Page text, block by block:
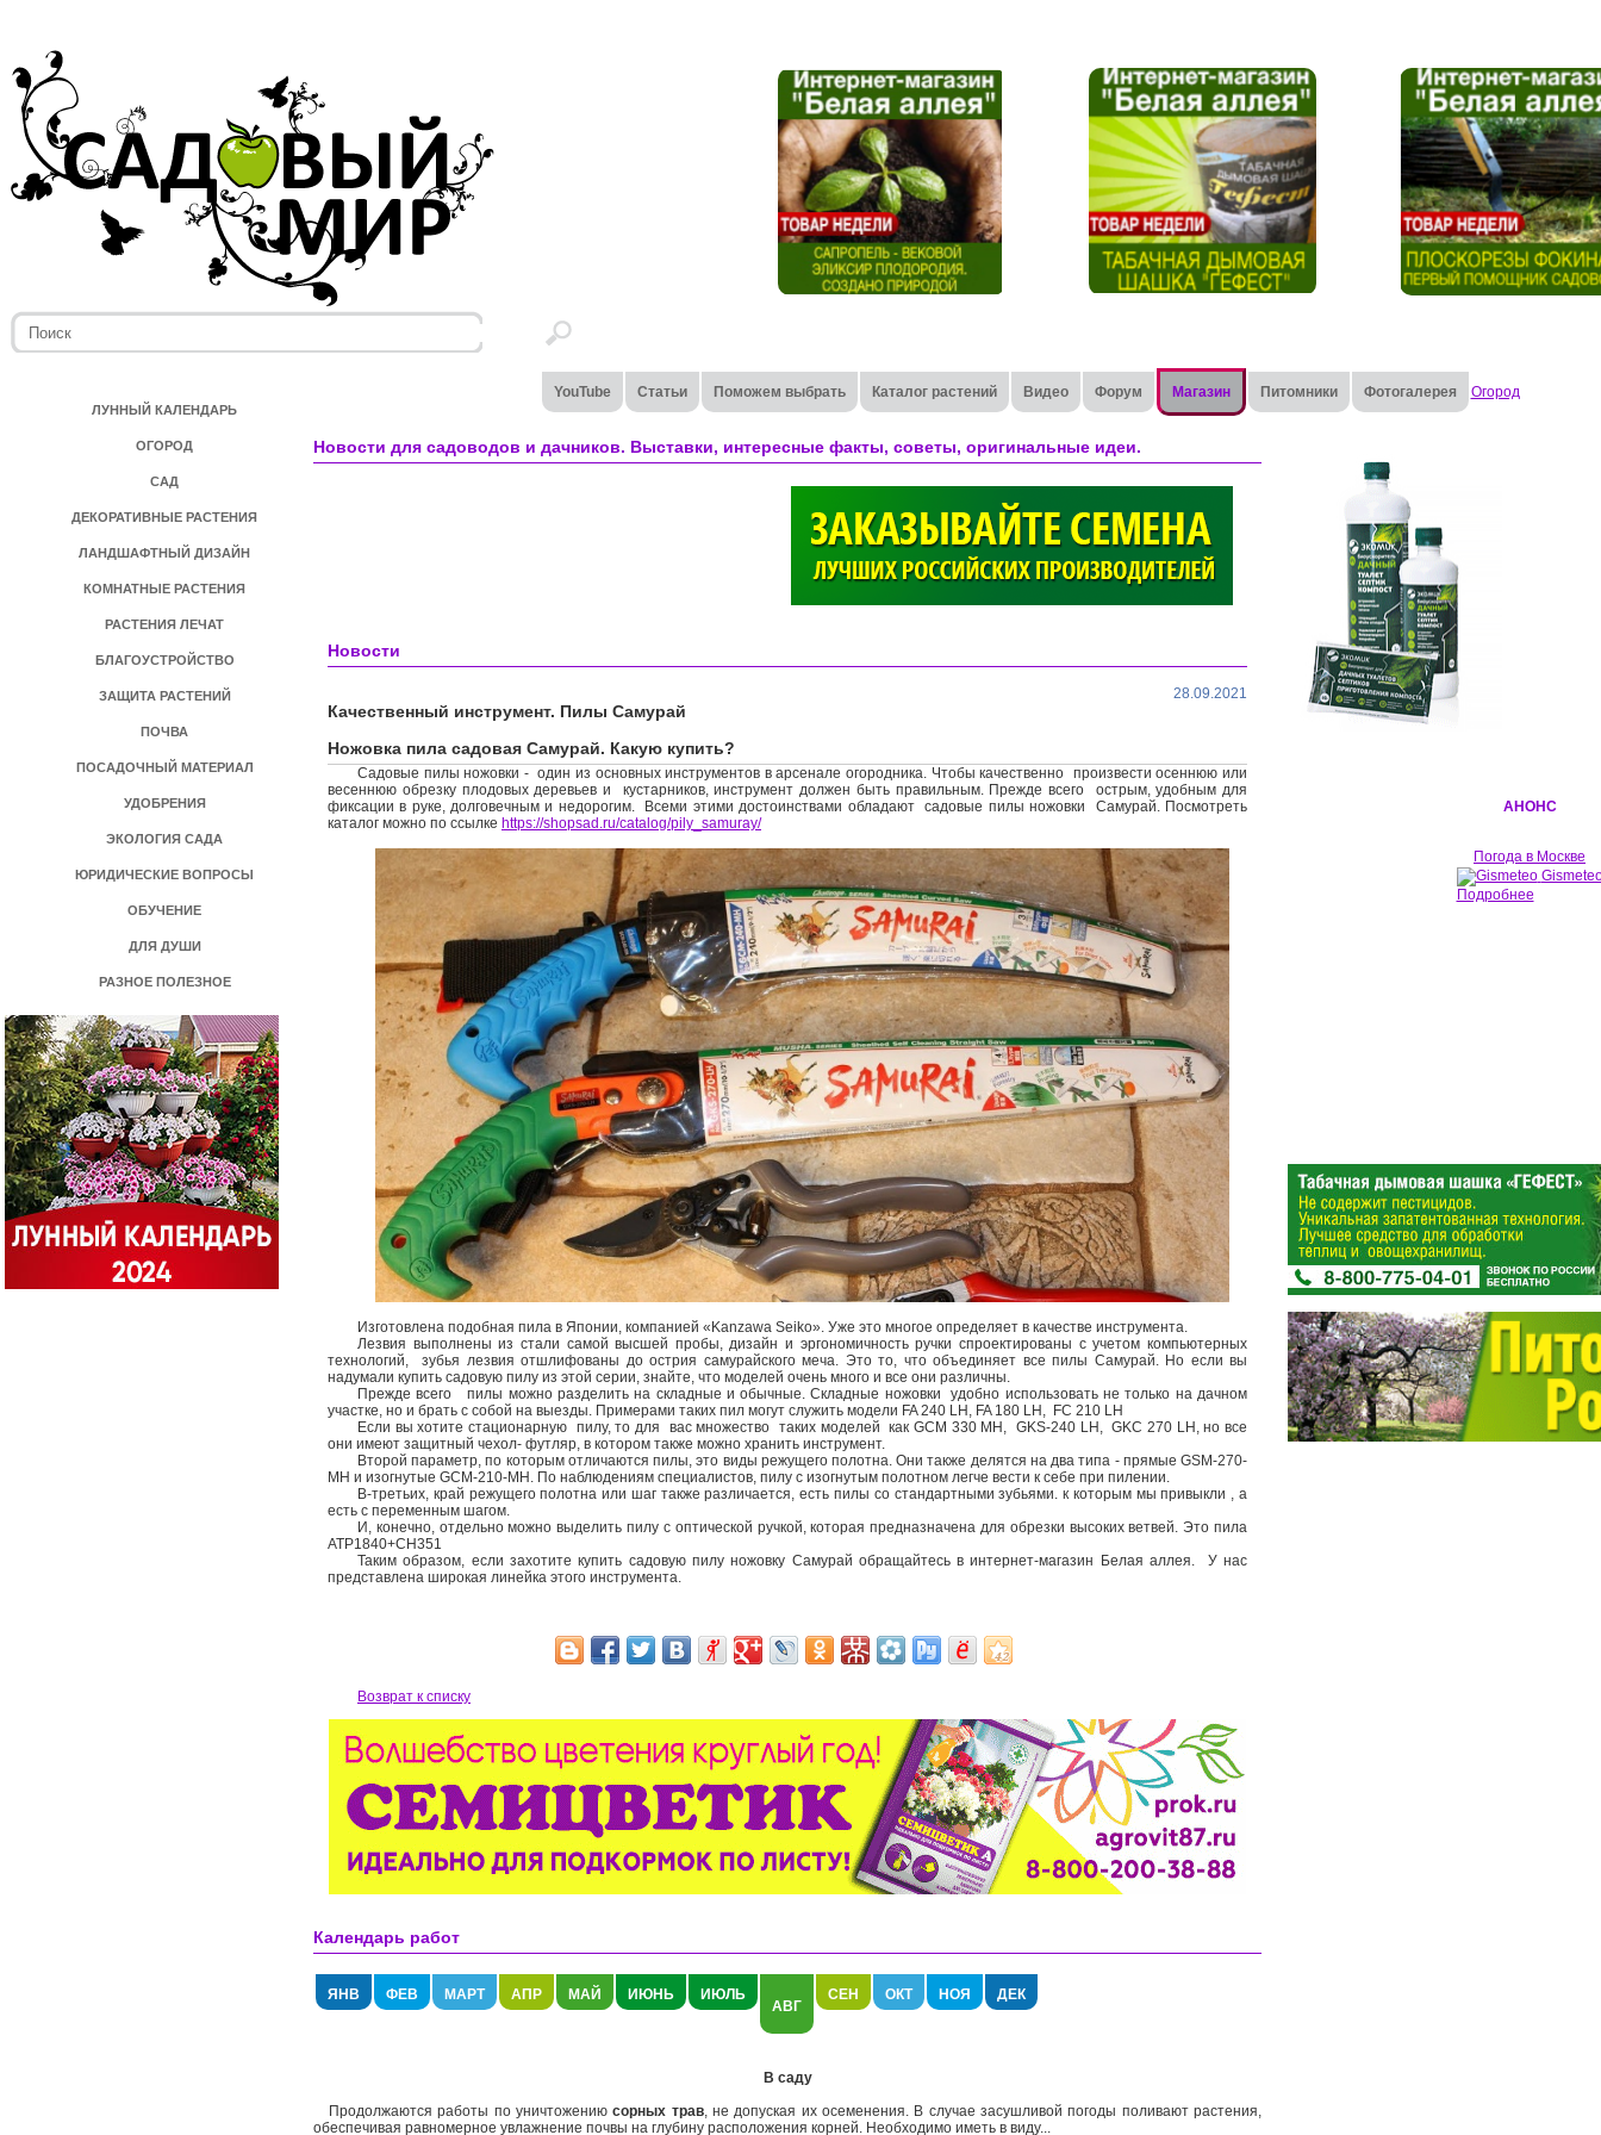
ЛУННЫЙ КАЛЕНДАРЬ
ОГОРОД
САД
ДЕКОРАТИВНЫЕ РАСТЕНИЯ
ЛАНДШАФТНЫЙ ДИЗАЙН
КОМНАТНЫЕ РАСТЕНИЯ
РАСТЕНИЯ ЛЕЧАТ
БЛАГОУСТРОЙСТВО
ЗАЩИТА РАСТЕНИЙ
ПОЧВА
ПОСАДОЧНЫЙ МАТЕРИАЛ
УДОБРЕНИЯ
ЭКОЛОГИЯ САДА
ЮРИДИЧЕСКИЕ ВОПРОСЫ
ОБУЧЕНИЕ
ДЛЯ ДУШИ
РАЗНОЕ ПОЛЕЗНОЕ
YouTube Статьи Поможем выбрать Каталог растений Видео Форум Магазин Питомники Фотогалерея Огород
Новости для садоводов и дачников. Выставки, интересные факты, советы, оригинальные идеи.
Новости
28.09.2021
Качественный инструмент. Пилы Самурай
Ножовка пила садовая Самурай. Какую купить?
Садовые пилы ножовки - один из основных инструментов в арсенале огородника. Чтобы качественно произвести осеннюю или
весеннюю обрезку плодовых деревьев и кустарников, инструмент должен быть правильным. Прежде всего острым, удобным для
фиксации в руке, долговечным и недорогим. Всеми этими достоинствами обладают садовые пилы ножовки Самурай. Посмотреть
каталог можно по ссылке https://shopsad.ru/catalog/pily_samuray/
Изготовлена подобная пила в Японии, компанией «Kanzawa Seiko». Уже это многое определяет в качестве инструмента.
Лезвия выполнены из стали самой высшей пробы, дизайн и эргономичность ручки спроектированы с учетом компьютерных
технологий, зубья лезвия отшлифованы до острия самурайского меча. Это то, что объединяет все пилы Самурай. Но если вы
надумали купить садовую пилу из этой серии, знайте, что моделей очень много и все они различны.
Прежде всего пилы можно разделить на складные и обычные. Складные ножовки удобно использовать не только на дачном
участке, но и брать с собой на выезды. Примерами таких пил могут служить модели FA 240 LH, FA 180 LH, FC 210 LH
Если вы хотите стационарную пилу, то для вас множество таких моделей как GCM 330 MH, GKS-240 LH, GKC 270 LH, но все
они имеют защитный чехол- футляр, в котором также можно хранить инструмент.
Второй параметр, по которым отличаются пилы, это виды режущего полотна. Они также делятся на два типа - прямые GSM-270-
MH и изогнутые GCM-210-MH. По наблюдениям специалистов, пилу с изогнутым полотном легче вести к себе при пилении.
В-третьих, край режущего полотна или шаг также различается, есть пилы со стандартными зубьями. к которым мы привыкли , а
есть с переменным шагом.
И, конечно, отдельно можно выделить пилу с оптической ручкой, которая предназначена для обрезки высоких ветвей. Это пила
АТР1840+СН351
Таким образом, если захотите купить садовую пилу ножовку Самурай обращайтесь в интернет-магазин Белая аллея. У нас
представлена широкая линейка этого инструмента.
Возврат к списку
Календарь работ
ЯНВ ФЕВ МАРТ АПР МАЙ ИЮНЬ ИЮЛЬ
АВГ
СЕН ОКТ НОЯ ДЕК
В саду
Продолжаются работы по уничтожениюсорных трав, не допуская их осеменения. В случае засушливой погоды поливают растения,
обеспечивая равномерное увлажнение почвы на глубину расположения корней. Необходимо иметь в виду...
АНОНС
Погода в Москве
Подробнее